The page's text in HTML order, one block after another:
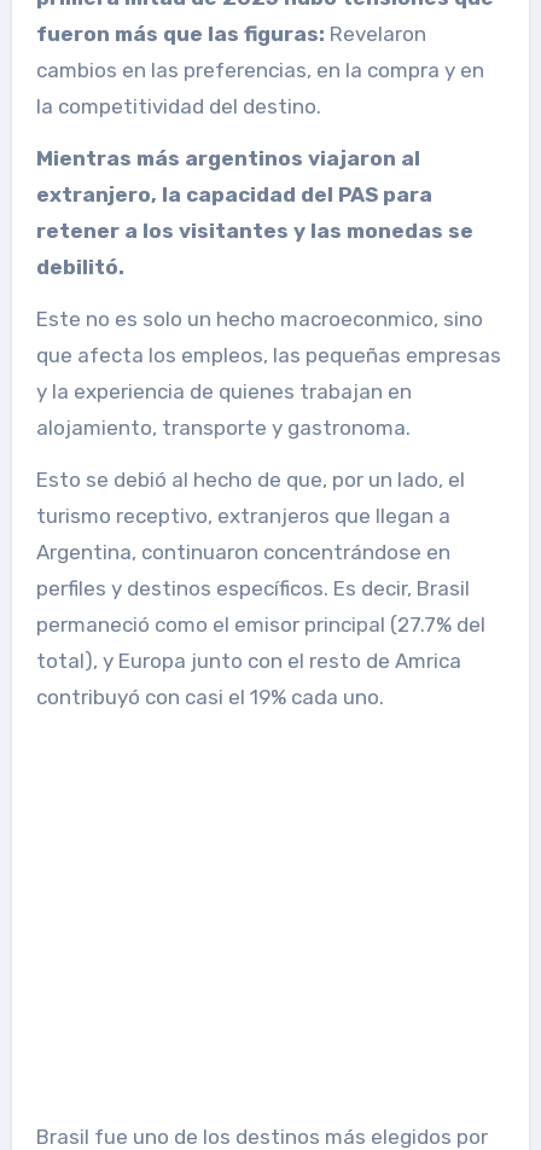
fueron más que las figuras: Revelaron
cambios en las preferencias, en la compra y en
la competitividad del destino.
Mientras más argentinos viajaron al
extranjero, la capacidad del PAS para
retener a los visitantes y las monedas se
debilitó.
Este no es solo un hecho macroeconmico, sino
que afecta los empleos, las pequeñas empresas
y la experiencia de quienes trabajan en
alojamiento, transporte y gastronoma.
Esto se debió al hecho de que, por un lado, el
turismo receptivo, extranjeros que llegan a
Argentina, continuaron concentrándose en
perfiles y destinos específicos. Es decir, Brasil
permaneció como el emisor principal (27.7% del
total), y Europa junto con el resto de Amrica
contribuyó con casi el 19% cada uno.
Brasil fue uno de los destinos más elegidos por